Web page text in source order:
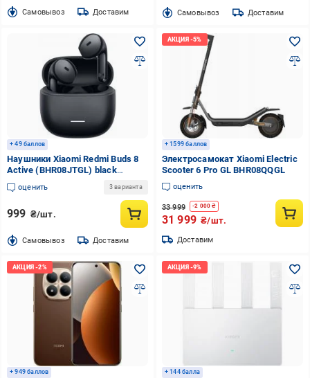
Cамовывоз Доставим Cамовывоз Доставим
+ 49 баллов
Наушники Xiaomi Redmi Buds 8
Active (BHR08JTGL) black
(1191119)
оценить 3 варианта
999 ₴/шт.
Cамовывоз Доставим
+ 1599 баллов
Электросамокат Xiaomi Electric
Scooter 6 Pro GL BHR08QQGL
оценить
33 999 -2 000 ₴
31 999 ₴/шт.
Доставим
+ 949 баллов + 144 балла